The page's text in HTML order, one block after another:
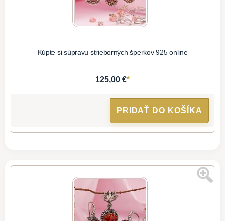
Kúpte si súpravu strieborných šperkov 925 online
125,00 €*
PRIDAŤ DO KOŠÍKA